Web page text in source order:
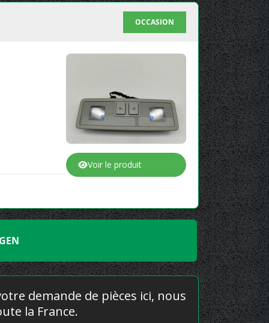
OCCASION
Voir le produit
demande de pièces ici, nous
la France.